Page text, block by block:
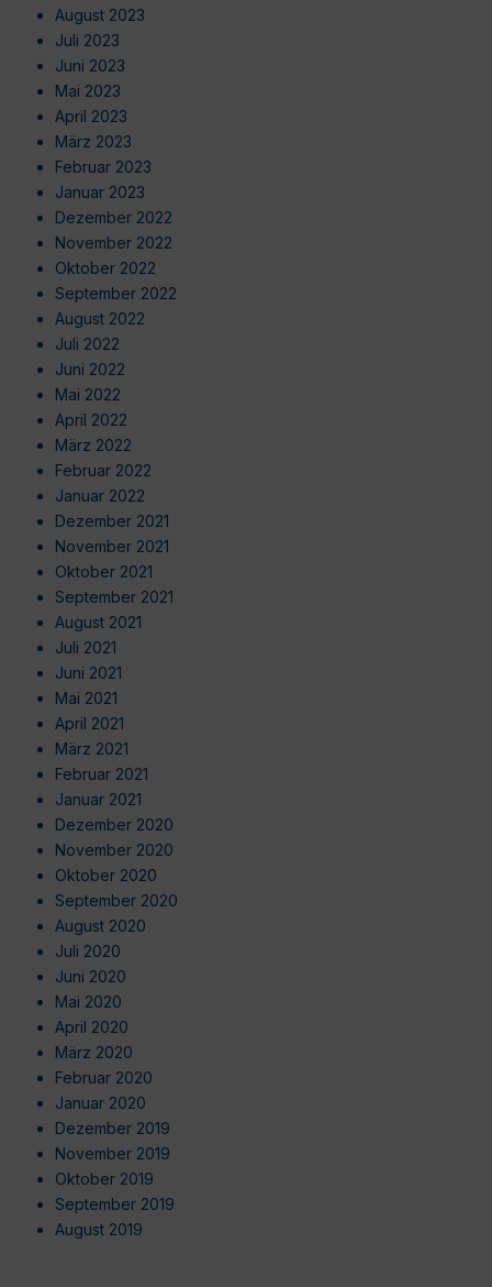
August 2023
Juli 2023
Juni 2023
Mai 2023
April 2023
März 2023
Februar 2023
Januar 2023
Dezember 2022
November 2022
Oktober 2022
September 2022
August 2022
Juli 2022
Juni 2022
Mai 2022
April 2022
März 2022
Februar 2022
Januar 2022
Dezember 2021
November 2021
Oktober 2021
September 2021
August 2021
Juli 2021
Juni 2021
Mai 2021
April 2021
März 2021
Februar 2021
Januar 2021
Dezember 2020
November 2020
Oktober 2020
September 2020
August 2020
Juli 2020
Juni 2020
Mai 2020
April 2020
März 2020
Februar 2020
Januar 2020
Dezember 2019
November 2019
Oktober 2019
September 2019
August 2019